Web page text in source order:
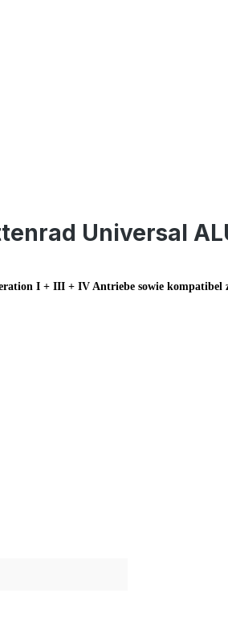
Universal
I + III + IV Antriebe sowie kompatibel